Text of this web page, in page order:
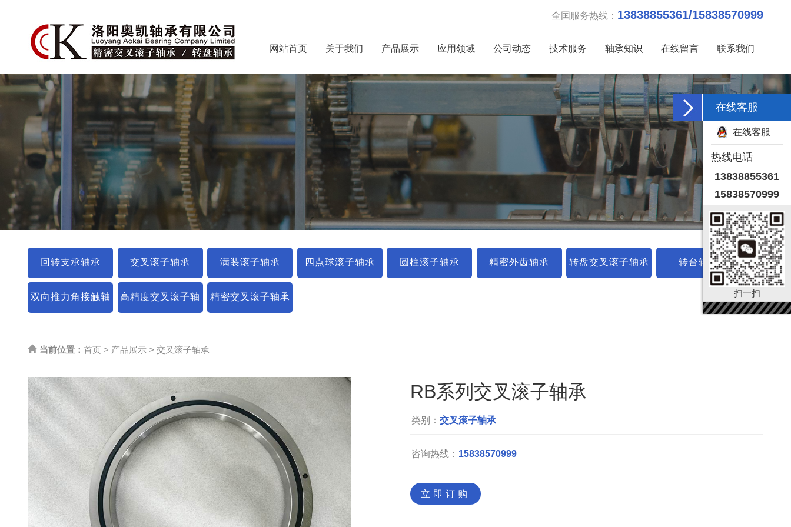
全国服务热线： 13838855361/15838570999
网站首页 关于我们 产品展示 应用领域 公司动态 技术服务 轴承知识 在线留言 联系我们
回转支承轴承 交叉滚子轴承 满装滚子轴承 四点球滚子轴承 圆柱滚子轴承 精密外齿轴承 转盘交叉滚子轴承 转台轴承
双向推力角接触轴 高精度交叉滚子轴 精密交叉滚子轴承
当前位置： 首页 > 产品展示 > 交叉滚子轴承
RB系列交叉滚子轴承
类别： 交叉滚子轴承
咨询热线： 15838570999
立即订购
在线客服
在线客服
热线电话
13838855361
15838570999
扫一扫